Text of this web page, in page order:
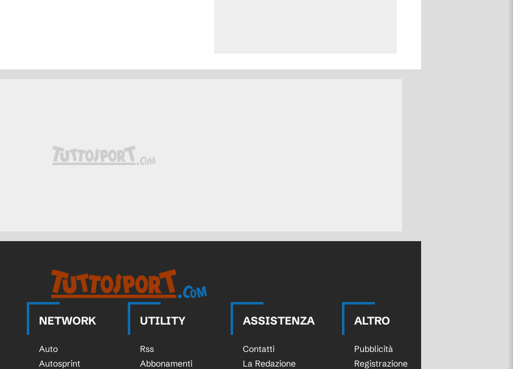
NETWORK
Auto
Autosprint
UTILITY
Rss
Abbonamenti
ASSISTENZA
Contatti
La Redazione
ALTRO
Pubblicità
Registrazione